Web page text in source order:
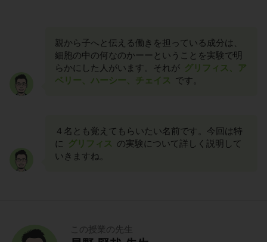
親から子へと伝える働きを担っている成分は、
細胞の中の何なのかーーということを実験で明
らかにした人がいます。それが グリフィス、ア
ベリー、ハーシー、チェイス です。
４名とも覚えてもらいたい名前です。今回は特
に
グリフィス の実験について詳しく説明して
いきますね。
この授業の先生